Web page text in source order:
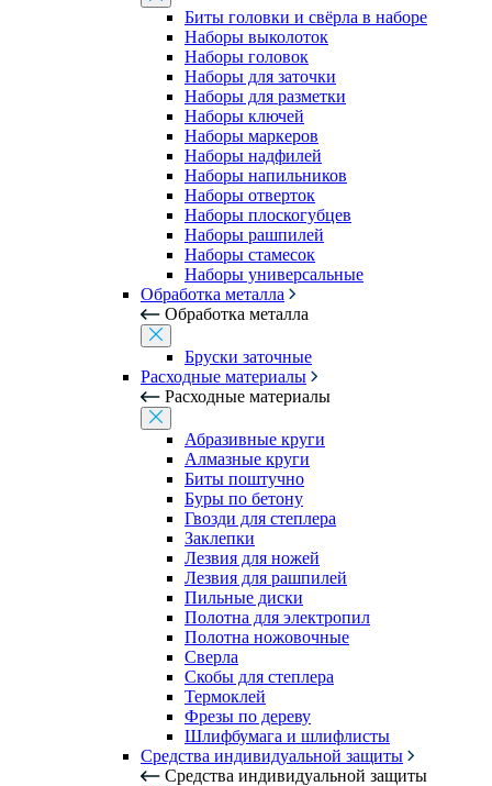
Биты головки и свёрла в наборе
Наборы выколоток
Наборы головок
Наборы для заточки
Наборы для разметки
Наборы ключей
Наборы маркеров
Наборы надфилей
Наборы напильников
Наборы отверток
Наборы плоскогубцев
Наборы рашпилей
Наборы стамесок
Наборы универсальные
Обработка металла
Обработка металла
Бруски заточные
Расходные материалы
Расходные материалы
Абразивные круги
Алмазные круги
Биты поштучно
Буры по бетону
Гвозди для степлера
Заклепки
Лезвия для ножей
Лезвия для рашпилей
Пильные диски
Полотна для электропил
Полотна ножовочные
Сверла
Скобы для степлера
Термоклей
Фрезы по дереву
Шлифбумага и шлифлисты
Средства индивидуальной защиты
Средства индивидуальной защиты